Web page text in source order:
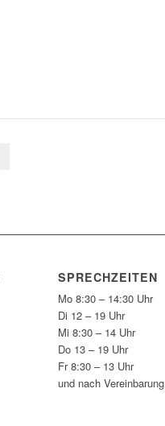
SPRECHZEITEN
Mo 8:30 – 14:30 Uhr
Di 12 – 19 Uhr
Mi 8:30 – 14 Uhr
Do 13 – 19 Uhr
Fr 8:30 – 13 Uhr
und nach Vereinbarung